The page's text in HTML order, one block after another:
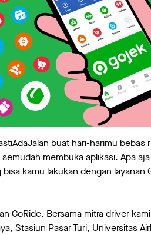
buat hari-harimu bebas
membuka aplikasi. Apa
kamu lakukan dengan layanan
GoRide. Bersama mitra driver
Stasiun Pasar Turi, Universitas